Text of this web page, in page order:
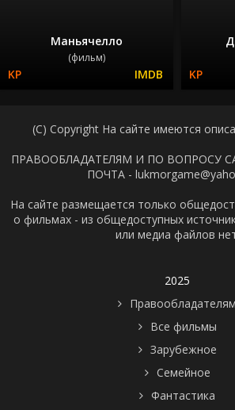
Маньячелло
(фильм)
(C) Copyright На сайте имеются
ПРАВООБЛАДАТЕЛЯМ И ПО ВОПРОСУ
ПОЧТА -
На сайте размещается только
о фильмах - из общедоступных
или медиа файлов
2025
Правообладателям
Все фильмы
Зарубежное
Семейное
Фантастика